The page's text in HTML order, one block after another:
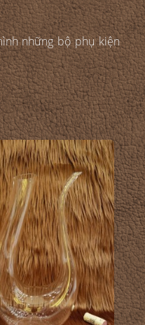
những bộ phụ kiện